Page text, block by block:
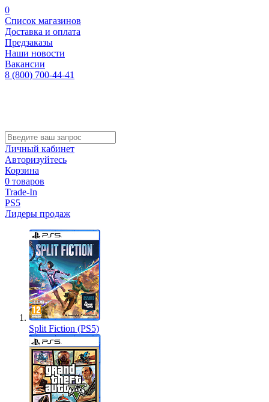
0
Список магазинов
Доставка и оплата
Предзаказы
Наши новости
Вакансии
8 (800) 700-44-41
Личный кабинет
Авторизуйтесь
Корзина
0 товаров
Trade-In
PS5
Лидеры продаж
Split Fiction (PS5)